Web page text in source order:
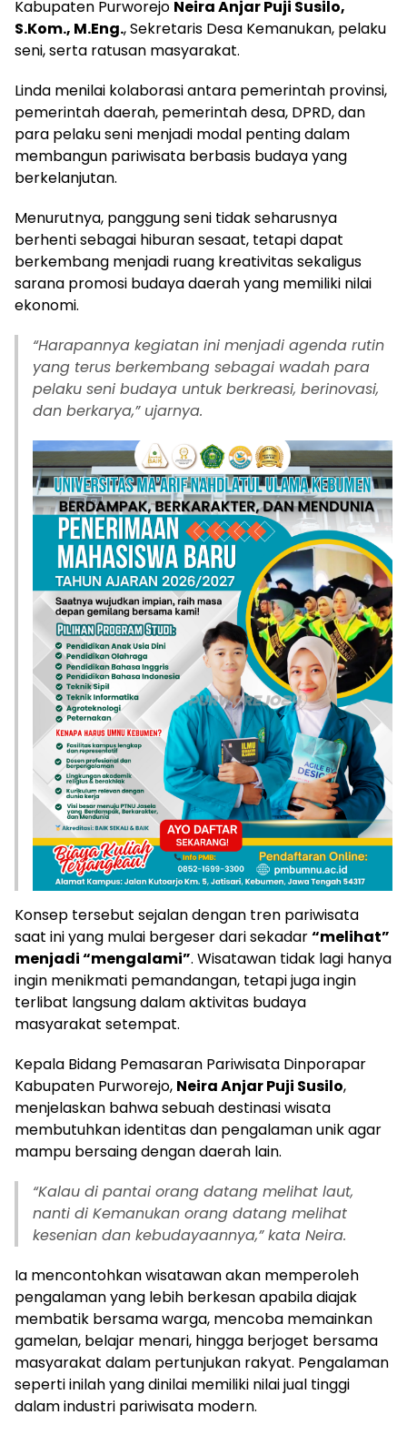
Kabupaten Purworejo Neira Anjar Puji Susilo,
S.Kom., M.Eng., Sekretaris Desa Kemanukan, pelaku
seni, serta ratusan masyarakat.
Linda menilai kolaborasi antara pemerintah provinsi,
pemerintah daerah, pemerintah desa, DPRD, dan
para pelaku seni menjadi modal penting dalam
membangun pariwisata berbasis budaya yang
berkelanjutan.
Menurutnya, panggung seni tidak seharusnya
berhenti sebagai hiburan sesaat, tetapi dapat
berkembang menjadi ruang kreativitas sekaligus
sarana promosi budaya daerah yang memiliki nilai
ekonomi.
“Harapannya kegiatan ini menjadi agenda rutin
yang terus berkembang sebagai wadah para
pelaku seni budaya untuk berkreasi, berinovasi,
dan berkarya,” ujarnya.
Konsep tersebut sejalan dengan tren pariwisata
saat ini yang mulai bergeser dari sekadar“melihat”
menjadi “mengalami”. Wisatawan tidak lagi hanya
ingin menikmati pemandangan, tetapi juga ingin
terlibat langsung dalam aktivitas budaya
masyarakat setempat.
Kepala Bidang Pemasaran Pariwisata Dinporapar
Kabupaten Purworejo, Neira Anjar Puji Susilo,
menjelaskan bahwa sebuah destinasi wisata
membutuhkan identitas dan pengalaman unik agar
mampu bersaing dengan daerah lain.
“Kalau di pantai orang datang melihat laut,
nanti di Kemanukan orang datang melihat
kesenian dan kebudayaannya,” kata Neira.
Ia mencontohkan wisatawan akan memperoleh
pengalaman yang lebih berkesan apabila diajak
membatik bersama warga, mencoba memainkan
gamelan, belajar menari, hingga berjoget bersama
masyarakat dalam pertunjukan rakyat. Pengalaman
seperti inilah yang dinilai memiliki nilai jual tinggi
dalam industri pariwisata modern.